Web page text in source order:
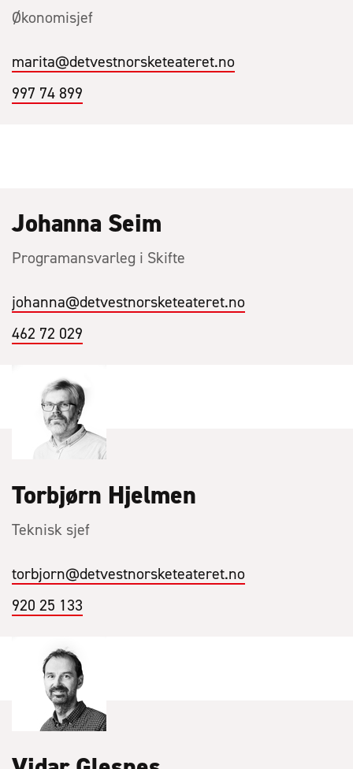
Økonomisjef
marita@detvestnorsketeateret.no
997 74 899
Johanna Seim
Programansvarleg i Skifte
johanna@detvestnorsketeateret.no
462 72 029
Torbjørn Hjelmen
Teknisk sjef
torbjorn@detvestnorsketeateret.no
920 25 133